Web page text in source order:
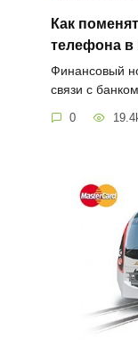
Как
телефона в
Финансовый
связи с банком.
0